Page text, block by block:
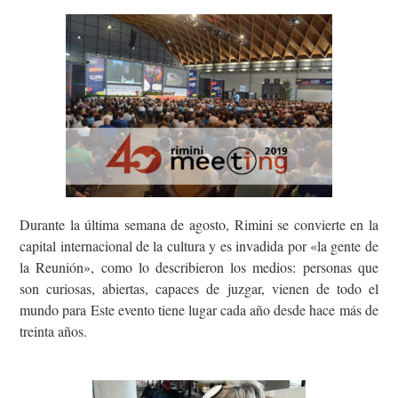
Durante la última semana de agosto, Rimini se convierte en la
capital internacional de la cultura y es invadida por «la gente de
la Reunión», como lo describieron los medios: personas que
son curiosas, abiertas, capaces de juzgar, vienen de todo el
mundo para Este evento tiene lugar cada año desde hace más de
treinta años.